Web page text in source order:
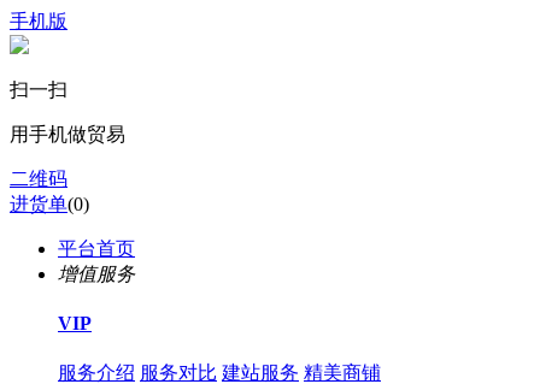
手机版
扫一扫
用手机做贸易
二维码
进货单(0)
平台首页
增值服务
VIP
服务介绍 服务对比 建站服务 精美商铺